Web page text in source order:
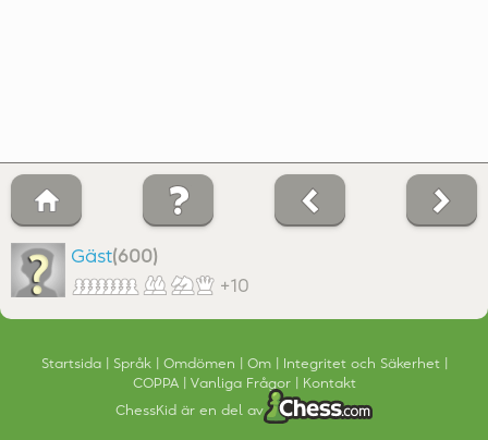
Gäst(600)
+10
Startsida Språk Omdömen Om
Integritet och Säkerhet
COPPA
Vanliga Frågor Kontakt
ChessKid är en del av